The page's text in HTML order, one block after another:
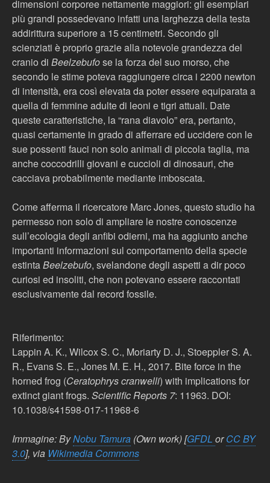
dimensioni corporee nettamente maggiori: gli esemplari
più grandi possedevano infatti una larghezza della testa
addirittura superiore a 15 centimetri. Secondo gli
scienziati è proprio grazie alla notevole grandezza del
cranio di Beelzebufose la forza del suo morso, che
secondo le stime poteva raggiungere circa i 2200 newton
di intensità, era così elevata da poter essere equiparata a
quella di femmine adulte di leoni e tigri attuali. Date
queste caratteristiche, la “rana diavolo” era, pertanto,
quasi certamente in grado di afferrare ed uccidere con le
sue possenti fauci non solo animali di piccola taglia, ma
anche coccodrilli giovani e cuccioli di dinosauri, che
cacciava probabilmente mediante imboscata.
Come afferma il ricercatore Marc Jones, questo studio ha
permesso non solo di ampliare le nostre conoscenze
sull’ecologia degli anfibi odierni, ma ha aggiunto anche
importanti informazioni sul comportamento della specie
estintaBeelzebufo, svelandone degli aspetti a dir poco
curiosi ed insoliti, che non potevano essere raccontati
esclusivamente dal record fossile.
Riferimento:
Lappin A. K., Wilcox S. C., Moriarty D. J., Stoeppler S. A.
R., Evans S. E., Jones M. E. H., 2017. Bite force in the
horned frog (Ceratophrys cranwelli) with implications for
extinct giant frogs. Scientific Reports 7: 11963. DOI:
10.1038/s41598-017-11968-6
Immagine: ByNobu Tamura (Own work) [GFDL orCC BY
3.0], via Wikimedia Commons